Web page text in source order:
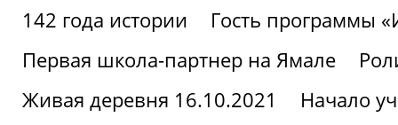
142 года истории
Гость программы
Первая школа-партнер на Ямале
Живая деревня 16.10.2021
Начало